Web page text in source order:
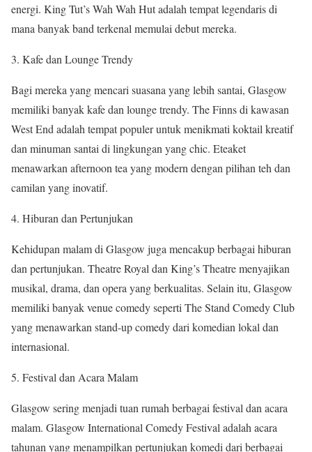
energi. King Tut’s Wah Wah Hut adalah tempat legendaris di
mana banyak band terkenal memulai debut mereka.
3. Kafe dan Lounge Trendy
Bagi mereka yang mencari suasana yang lebih santai, Glasgow
memiliki banyak kafe dan lounge trendy. The Finns di kawasan
West End adalah tempat populer untuk menikmati koktail kreatif
dan minuman santai di lingkungan yang chic. Eteaket
menawarkan afternoon tea yang modern dengan pilihan teh dan
camilan yang inovatif.
4. Hiburan dan Pertunjukan
Kehidupan malam di Glasgow juga mencakup berbagai hiburan
dan pertunjukan. Theatre Royal dan King’s Theatre menyajikan
musikal, drama, dan opera yang berkualitas. Selain itu, Glasgow
memiliki banyak venue comedy seperti The Stand Comedy Club
yang menawarkan stand-up comedy dari komedian lokal dan
internasional.
5. Festival dan Acara Malam
Glasgow sering menjadi tuan rumah berbagai festival dan acara
malam. Glasgow International Comedy Festival adalah acara
tahunan yang menampilkan pertunjukan komedi dari berbagai